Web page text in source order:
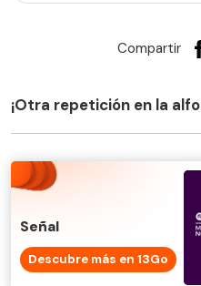
Compartir
¡Otra repetición en la
Señal
Descubre más en 13Go